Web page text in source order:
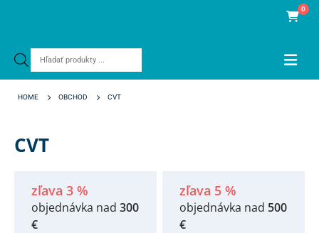
Products
0
HOME OBCHOD CVT
CVT
zľava 3 %
objednávka nad 300
€
zľava 5 %
objednávka nad 500
€